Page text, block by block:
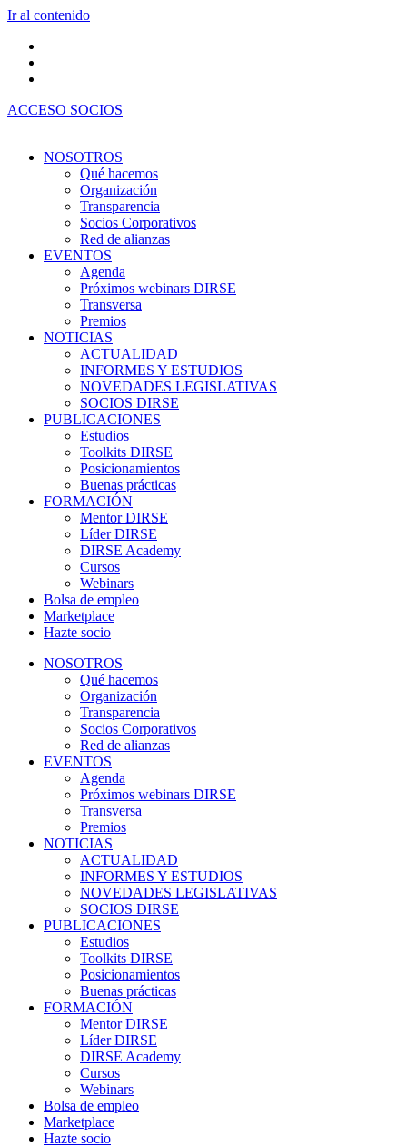
Ir al contenido
ACCESO SOCIOS
NOSOTROS
Qué hacemos
Organización
Transparencia
Socios Corporativos
Red de alianzas
EVENTOS
Agenda
Próximos webinars DIRSE
Transversa
Premios
NOTICIAS
ACTUALIDAD
INFORMES Y ESTUDIOS
NOVEDADES LEGISLATIVAS
SOCIOS DIRSE
PUBLICACIONES
Estudios
Toolkits DIRSE
Posicionamientos
Buenas prácticas
FORMACIÓN
Mentor DIRSE
Líder DIRSE
DIRSE Academy
Cursos
Webinars
Bolsa de empleo
Marketplace
Hazte socio
NOSOTROS
Qué hacemos
Organización
Transparencia
Socios Corporativos
Red de alianzas
EVENTOS
Agenda
Próximos webinars DIRSE
Transversa
Premios
NOTICIAS
ACTUALIDAD
INFORMES Y ESTUDIOS
NOVEDADES LEGISLATIVAS
SOCIOS DIRSE
PUBLICACIONES
Estudios
Toolkits DIRSE
Posicionamientos
Buenas prácticas
FORMACIÓN
Mentor DIRSE
Líder DIRSE
DIRSE Academy
Cursos
Webinars
Bolsa de empleo
Marketplace
Hazte socio